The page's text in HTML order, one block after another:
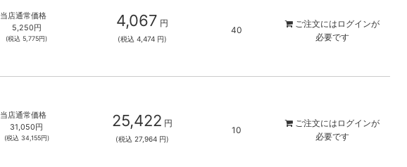
当店通常価格
5,250円
(税込5,775円)
4,067 円
(税込 4,474 円)
40
ご注文には ログインが
必要です
当店通常価格
31,050円
(税込 34,155円)
25,422 円
(税込 27,964 円)
10
ご注文には ログインが
必要です